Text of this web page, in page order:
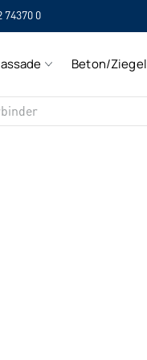
74370 0
Beton/Ziegel